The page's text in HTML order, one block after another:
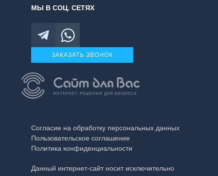
МЫ В СОЦ. СЕТЯХ
ЗАКАЗАТЬ ЗВОНОК
ИНТЕРНЕТ-РЕШЕНИЯ ДЛЯ БИЗНЕСА
Согласие на обработку персональных данных
Пользовательское соглашение
Политика конфиденциальности
Данный интернет-сайт носит исключительно